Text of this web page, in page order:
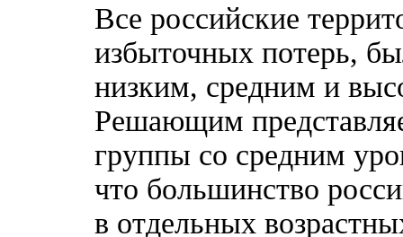
Все российские
избыточных потерь,
низким, средним и
Решающим
группы со средним
что большинство
в отдельных